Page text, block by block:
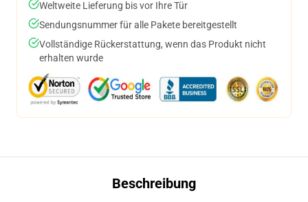
Weltweite Lieferung bis vor Ihre Tür
Sendungsnummer für alle Pakete bereitgestellt
Vollständige Rückerstattung, wenn das Produkt nicht
erhalten wurde
Beschreibung